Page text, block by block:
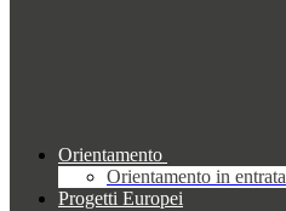
Orientamento
Orientamento in entrata
Progetti Europei